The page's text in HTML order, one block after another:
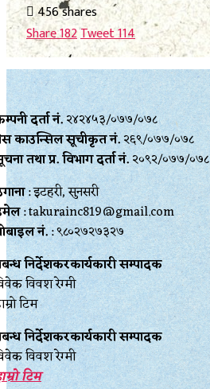
456 shares
Share182Tweet114
दर्ता नं.२४२४५३/०७७/०७८
काउन्सिल सूचीकृत नं.२६९/०७७/०७८
तथा प्र‍. विभाग दर्ता नं.२०९२/०७७/०७८
: इटहरी, सुनसरी
: takurainc819@gmail.com
नं.: ९८०२७२७३२७
निर्देशकरकार्यकारी सम्पादक
विवश रेग्मी
टिम
निर्देशकरकार्यकारी सम्पादक
विवश रेग्मी
टिम